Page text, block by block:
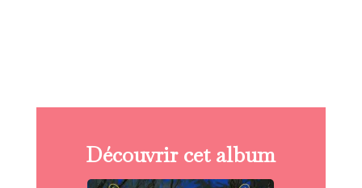
Découvrir cet album